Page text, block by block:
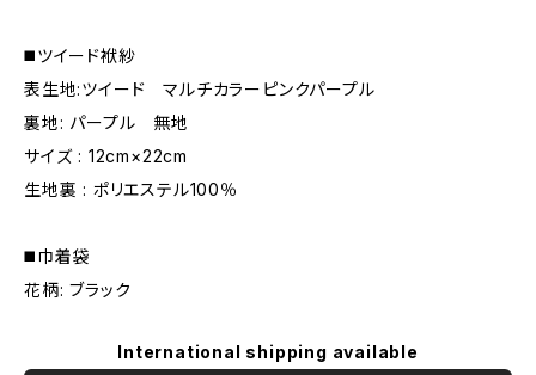
◼️ツイード袱紗
表生地:ツイード マルチカラーピンクパープル
裏地: パープル 無地
サイズ : 12cm×22cm
生地裏 : ポリエステル100％
◼️巾着袋
花柄: ブラック
International shipping available